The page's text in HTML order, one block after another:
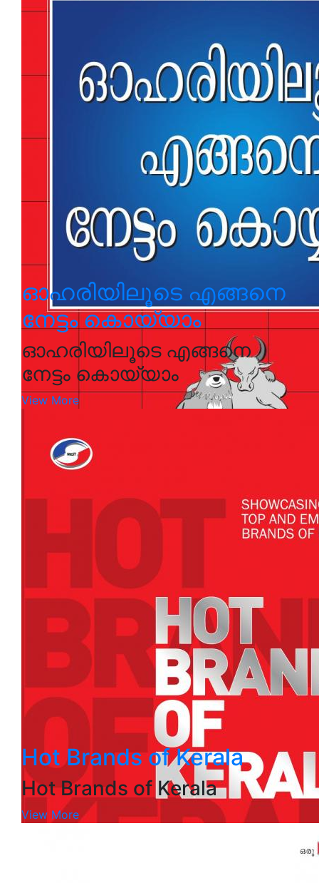
ഓഹരിയിലൂടെ എങ്ങനെ
നേട്ടം കൊയ്യാം
ഓഹരിയിലൂടെ എങ്ങനെ
നേട്ടം കൊയ്യാം
View More
Hot Brands of Kerala
Hot Brands of Kerala
View More